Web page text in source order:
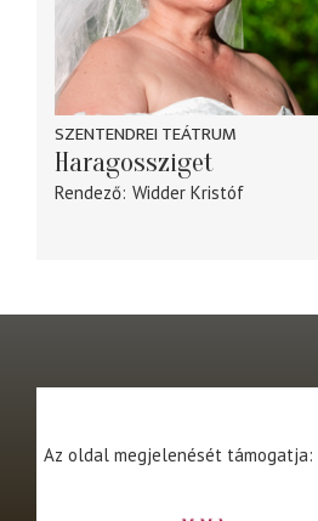
SZENTENDREI TEÁTRUM
Haragossziget
Rendező Widder Kristóf
Az oldal megjelenését támogatja: